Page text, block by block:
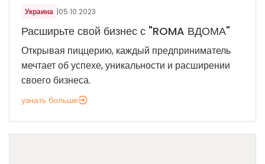
Украина |05.10.2023
Расширьте свой бизнес с "ROMA ВДОМА"
Открывая пиццерию, каждый предприниматель
мечтает об успехе, уникальности и расширении
своего бизнеса.
узнать больше